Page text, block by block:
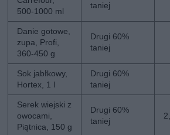
500-1000 ml
taniej
Danie gotowe,
zupa, Profi,
360-450 g
Drugi 60%
taniej
Sok jabłkowy,
Hortex, 1 l
Drugi 60%
taniej
Serek wiejski z
owocami,
Piątnica, 150 g
Drugi 60%
taniej